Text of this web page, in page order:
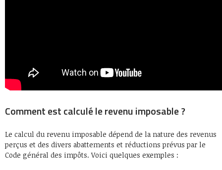
Comment est calculé le revenu imposable ?
Le calcul du revenu imposable dépend de la nature des revenus
perçus et des divers abattements et réductions prévus par le
Code général des impôts. Voici quelques exemples :